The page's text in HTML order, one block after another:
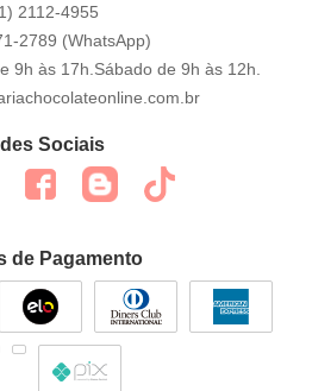
2112-4955
2789 (WhatsApp)
9h às 17h.Sábado de 9h às 12h.
Sociais
de Pagamento